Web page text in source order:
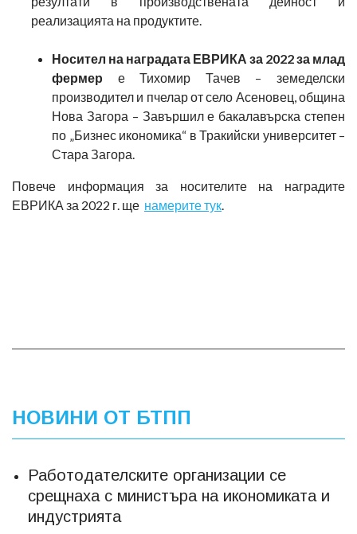
реализацията на продуктите.
Носител на наградата ЕВРИКА за 2022 за млад
фермер е Тихомир Тачев – земеделски
производител и пчелар от село Асеновец, община
Нова Загора – Завършил е бакалавърска степен
по „Бизнес икономика“ в Тракийски университет –
Стара Загора.
Повече информация за носителите на наградите
ЕВРИКА за 2022 г. ще намерите тук.
НОВИНИ ОТ БТПП
Работодателските организации се
срещнаха с министъра на икономиката и
индустрията